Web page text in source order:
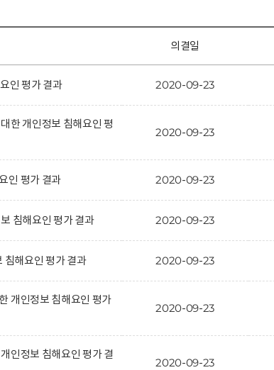
의결일
인 평가 결과 2020-09-23
한 개인정보 침해요인 평
2020-09-23
인 평가 결과 2020-09-23
침해요인 평가 결과 2020-09-23
침해요인 평가 결과 2020-09-23
개인정보 침해요인 평가
2020-09-23
인정보 침해요인 평가 결
2020-09-23